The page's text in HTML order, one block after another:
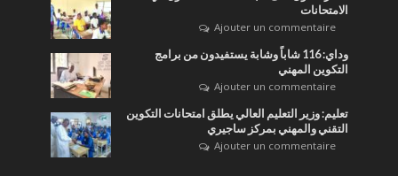
الامتحانات
Ajouter un commentaire
وداي: 116 شاباً وشابة يستفيدون من برامج
التكوين المهني
Ajouter un commentaire
تعليم: وزير التعليم العالي يطلق امتحانات التكوين
التقني والمهني بمركز ساجيري
Ajouter un commentaire